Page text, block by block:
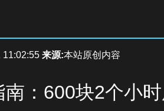
11:02:55 来源:本站原创内容
南：600块2个小